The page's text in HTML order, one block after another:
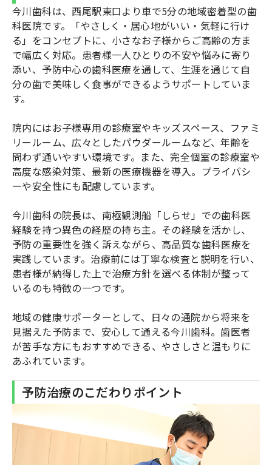
今川歯科は、西尾駅東口より車で5分の地域密着型の歯
科医院です。「やさしく・居心地がいい・気軽に行け
る」をコンセプトに、小さなお子様からご高齢の方ま
で幅広く対応。患者様一人ひとりの不安や悩みに寄り
添い、予防中心の歯科医療を通して、生涯を通じて自
分の歯で美味しく食事ができるようサポートしていま
す。
院内にはお子様専用の診療室やキッズスペース、ファミ
リールーム、広々としたパウダールームなど、年齢を
問わず通いやすい環境です。また、完全個室の診療室や
高度な感染対策、最新の医療機器を導入。プライバシ
ーや安全性にも配慮しています。
今川歯科の院長は、南極観測船「しらせ」での歯科医
経験を持つ異色の経歴の持ち主。その経験を活かし、
予防の重要性を強く訴えながら、高品質な歯科医療を
実践しています。治療前には丁寧な検査と説明を行い、
患者様が納得した上で治療方針を選べる体制が整って
いるのも特徴の一つです。
地域の健康サポーターとして、日々の通院から将来を
見据えた予防まで、安心して通える今川歯科。歯医者
が苦手な方にもおすすめできる、やさしさと温もりに
あふれています。
予防治療のこだわりポイント